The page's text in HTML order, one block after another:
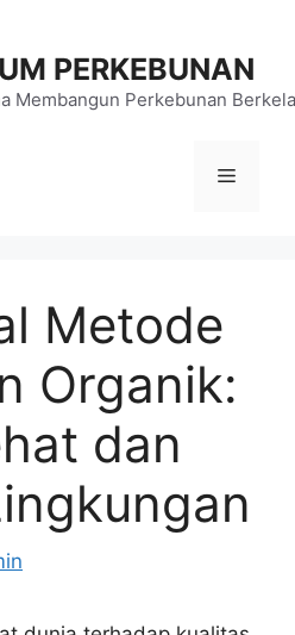
PERKEBUNAN
Membangun Perkebunan
Menu
Metode
Organik:
dan